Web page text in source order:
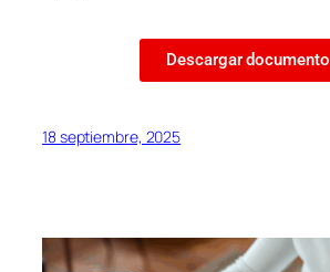
Descargar documento
18 septiembre, 2025